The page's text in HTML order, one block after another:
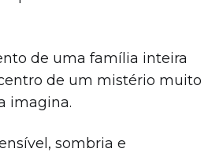
de uma família inteira
de um mistério muito
imagina.
sombria e